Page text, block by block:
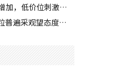
【香港】DDR4 8G颗粒问价动作增加，低价位刺激出部分需求
【台湾地区】买家对于高价位颗粒普遍采观望态度，需求释出有限